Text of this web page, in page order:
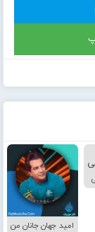
امید جهان جانان من